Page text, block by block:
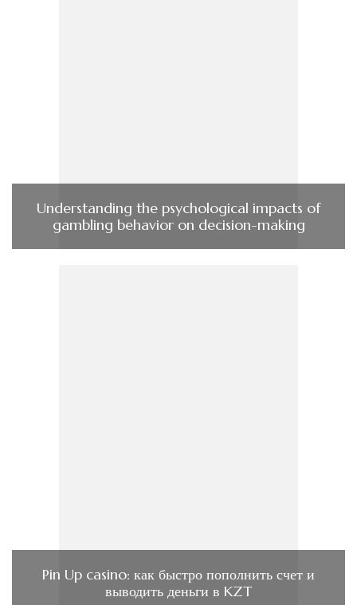
Understanding the psychological impacts of
gambling behavior on decision-making
Pin Up casino: как быстро пополнить счет и
выводить деньги в KZT